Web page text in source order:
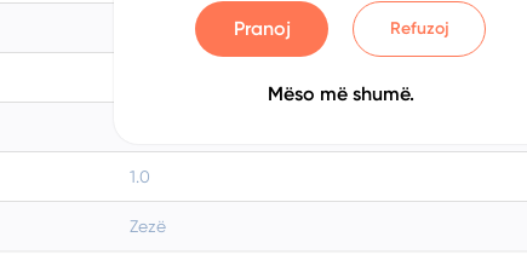
Automatik
1.0
Zezë
Pranoj Refuzoj
Mëso më shumë.